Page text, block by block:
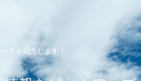
スを紹介します！